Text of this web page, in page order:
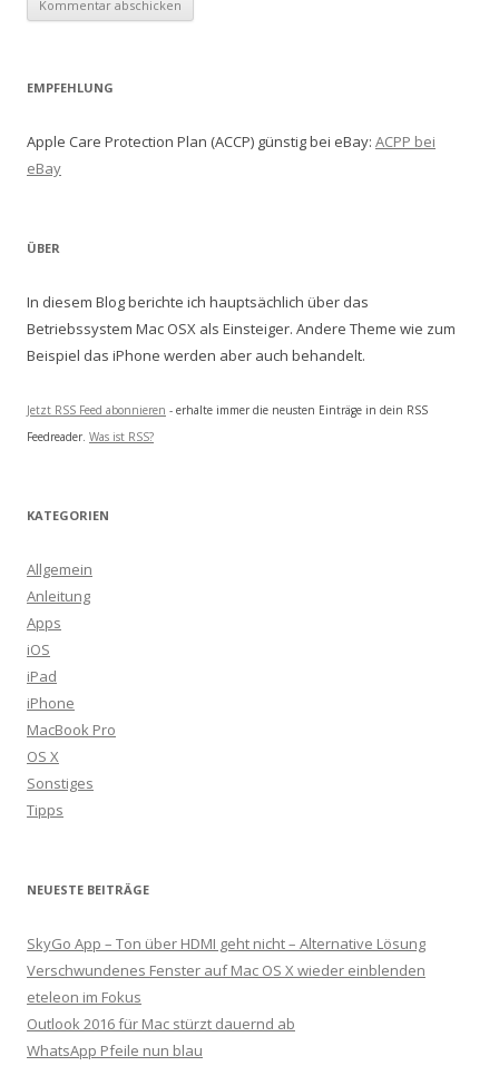
EMPFEHLUNG
Apple Care Protection Plan (ACCP) günstig bei eBay: ACPP bei
eBay
ÜBER
In diesem Blog berichte ich hauptsächlich über das
Betriebssystem Mac OSX als Einsteiger. Andere Theme wie zum
Beispiel das iPhone werden aber auch behandelt.
Jetzt RSS Feed abonnieren - erhalte immer die neusten Einträge in dein RSS
Feedreader. Was ist RSS?
KATEGORIEN
Allgemein
Anleitung
Apps
iOS
iPad
iPhone
MacBook Pro
OS X
Sonstiges
Tipps
NEUESTE BEITRÄGE
SkyGo App – Ton über HDMI geht nicht – Alternative Lösung
Verschwundenes Fenster auf Mac OS X wieder einblenden
eteleon im Fokus
Outlook 2016 für Mac stürzt dauernd ab
WhatsApp Pfeile nun blau